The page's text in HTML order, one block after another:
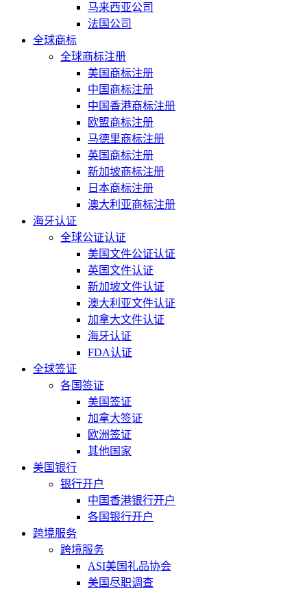
马来西亚公司
法国公司
全球商标
全球商标注册
美国商标注册
中国商标注册
中国香港商标注册
欧盟商标注册
马德里商标注册
英国商标注册
新加坡商标注册
日本商标注册
澳大利亚商标注册
海牙认证
全球公证认证
美国文件公证认证
英国文件认证
新加坡文件认证
澳大利亚文件认证
加拿大文件认证
海牙认证
FDA认证
全球签证
各国签证
美国签证
加拿大签证
欧洲签证
其他国家
美国银行
银行开户
中国香港银行开户
各国银行开户
跨境服务
跨境服务
ASI美国礼品协会
美国尽职调查